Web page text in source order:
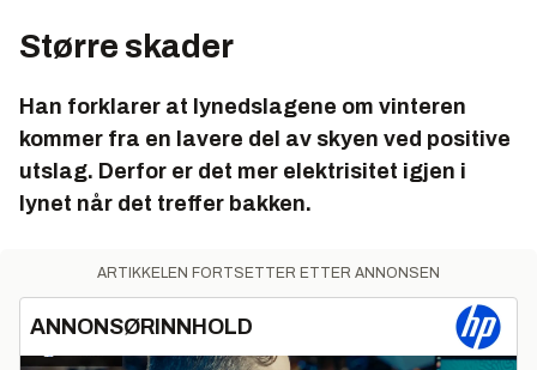
Større skader
Han forklarer at lynedslagene om vinteren
kommer fra en lavere del av skyen ved positive
utslag. Derfor er det mer elektrisitet igjen i
lynet når det treffer bakken.
ARTIKKELEN FORTSETTER ETTER ANNONSEN
ANNONSØRINNHOLD